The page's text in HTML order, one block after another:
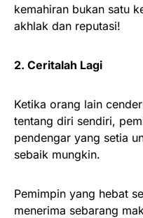
kemahiran bukan satu
akhlak dan reputasi!
2. Ceritalah Lagi
Ketika orang lain
tentang diri sendiri,
pendengar yang setia
sebaik mungkin.
Pemimpin yang hebat
menerima sebarang